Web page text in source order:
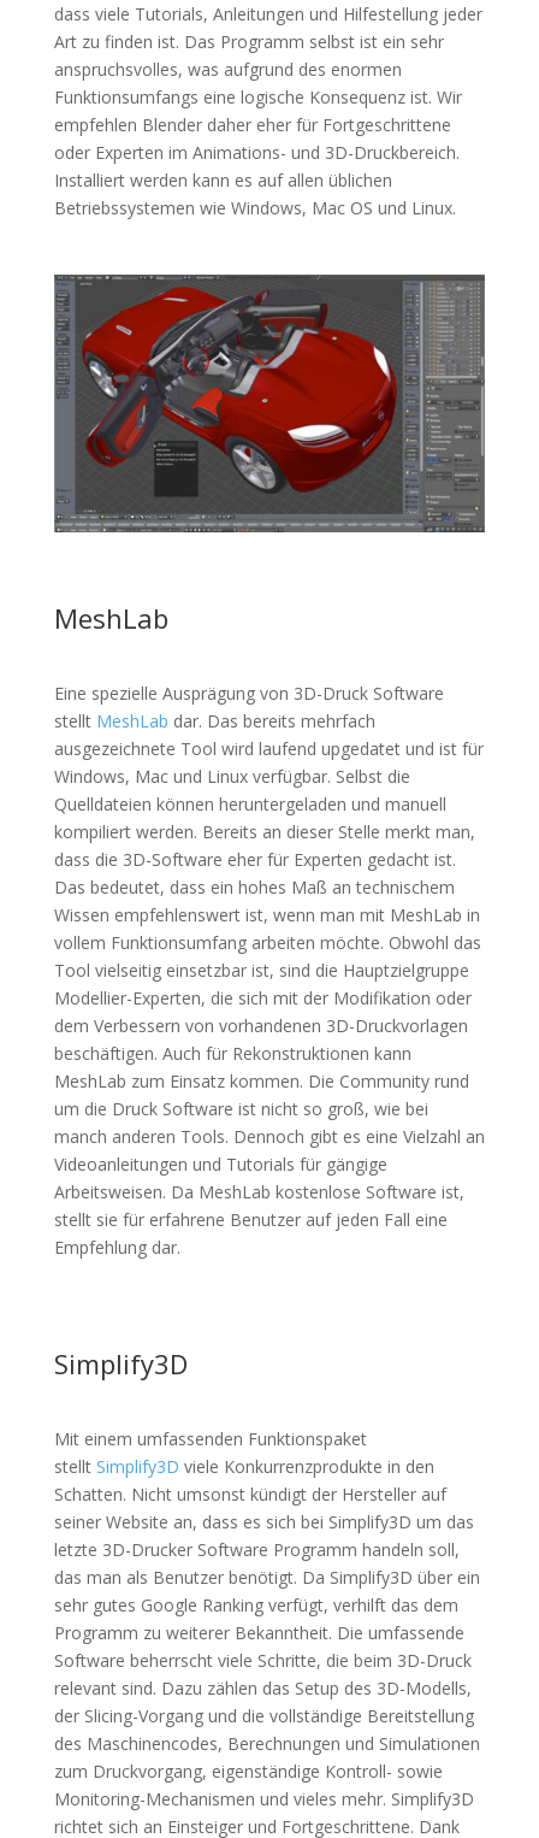
dass viele Tutorials, Anleitungen und Hilfestellung jeder
Art zu finden ist. Das Programm selbst ist ein sehr
anspruchsvolles, was aufgrund des enormen
Funktionsumfangs eine logische Konsequenz ist. Wir
empfehlen Blender daher eher für Fortgeschrittene
oder Experten im Animations- und 3D-Druckbereich.
Installiert werden kann es auf allen üblichen
Betriebssystemen wie Windows, Mac OS und Linux.
MeshLab
Eine spezielle Ausprägung von 3D-Druck Software
stellt MeshLab dar. Das bereits mehrfach
ausgezeichnete Tool wird laufend upgedatet und ist für
Windows, Mac und Linux verfügbar. Selbst die
Quelldateien können heruntergeladen und manuell
kompiliert werden. Bereits an dieser Stelle merkt man,
dass die 3D-Software eher für Experten gedacht ist.
Das bedeutet, dass ein hohes Maß an technischem
Wissen empfehlenswert ist, wenn man mit MeshLab in
vollem Funktionsumfang arbeiten möchte. Obwohl das
Tool vielseitig einsetzbar ist, sind die Hauptzielgruppe
Modellier-Experten, die sich mit der Modifikation oder
dem Verbessern von vorhandenen 3D-Druckvorlagen
beschäftigen. Auch für Rekonstruktionen kann
MeshLab zum Einsatz kommen. Die Community rund
um die Druck Software ist nicht so groß, wie bei
manch anderen Tools. Dennoch gibt es eine Vielzahl an
Videoanleitungen und Tutorials für gängige
Arbeitsweisen. Da MeshLab kostenlose Software ist,
stellt sie für erfahrene Benutzer auf jeden Fall eine
Empfehlung dar.
Simplify3D
Mit einem umfassenden Funktionspaket
stellt Simplify3D viele Konkurrenzprodukte in den
Schatten. Nicht umsonst kündigt der Hersteller auf
seiner Website an, dass es sich bei Simplify3D um das
letzte 3D-Drucker Software Programm handeln soll,
das man als Benutzer benötigt. Da Simplify3D über ein
sehr gutes Google Ranking verfügt, verhilft das dem
Programm zu weiterer Bekanntheit. Die umfassende
Software beherrscht viele Schritte, die beim 3D-Druck
relevant sind. Dazu zählen das Setup des 3D-Modells,
der Slicing-Vorgang und die vollständige Bereitstellung
des Maschinencodes, Berechnungen und Simulationen
zum Druckvorgang, eigenständige Kontroll- sowie
Monitoring-Mechanismen und vieles mehr. Simplify3D
richtet sich an Einsteiger und Fortgeschrittene. Dank